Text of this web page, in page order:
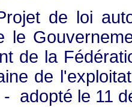
de loi
le
de la
de
adopté le 11